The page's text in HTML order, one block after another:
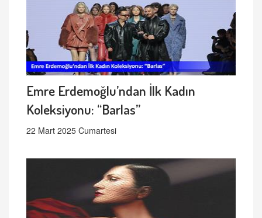
Emre Erdemoğlu’ndan İlk Kadın
Koleksiyonu: “Barlas”
22 Mart 2025 Cumartesi